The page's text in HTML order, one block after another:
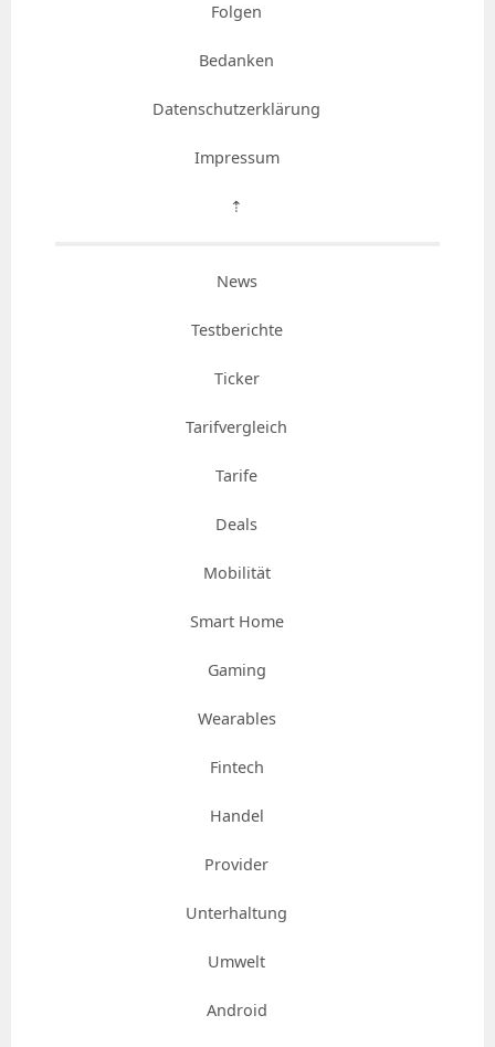
Folgen
Bedanken
Datenschutzerklärung
Impressum
⇡
News
Testberichte
Ticker
Tarifvergleich
Tarife
Deals
Mobilität
Smart Home
Gaming
Wearables
Fintech
Handel
Provider
Unterhaltung
Umwelt
Android